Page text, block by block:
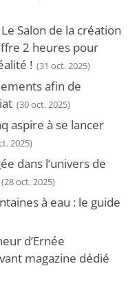
Salon de la création
2 heures pour
! (31 oct. 2025)
afin de
(30 oct. 2025)
aspire à se lancer
2025)
dans l’univers de
(28 oct. 2025)
à eau : le guide
d’Ernée
magazine dédié